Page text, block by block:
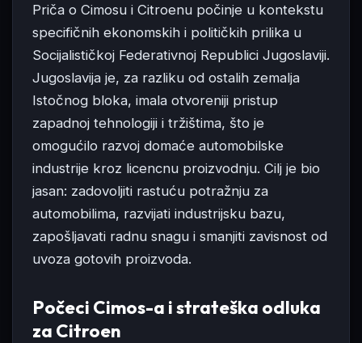
Priča o Cimosu i Citroenu počinje u kontekstu
specifičnih ekonomskih i političkih prilika u
Socijalističkoj Federativnoj Republici Jugoslaviji.
Jugoslavija je, za razliku od ostalih zemalja
Istočnog bloka, imala otvoreniji pristup
zapadnoj tehnologiji i tržištima, što je
omogućilo razvoj domaće automobilske
industrije kroz licencnu proizvodnju. Cilj je bio
jasan: zadovoljiti rastuću potražnju za
automobilima, razvijati industrijsku bazu,
zapošljavati radnu snagu i smanjiti zavisnost od
uvoza gotovih proizvoda.
Počeci Cimos-a i strateška odluka
za Citroen